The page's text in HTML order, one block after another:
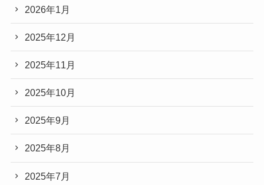
2026年1月
2025年12月
2025年11月
2025年10月
2025年9月
2025年8月
2025年7月